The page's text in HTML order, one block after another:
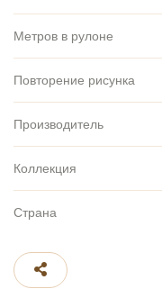
Метров в рулоне
Повторение рисунка
Производитель
Коллекция
Страна